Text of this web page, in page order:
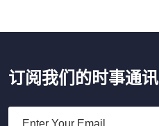
订阅我们的时事通讯